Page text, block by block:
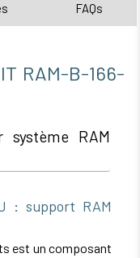
FAQs
RAM-B-166-
système RAM
: support RAM
est un composant